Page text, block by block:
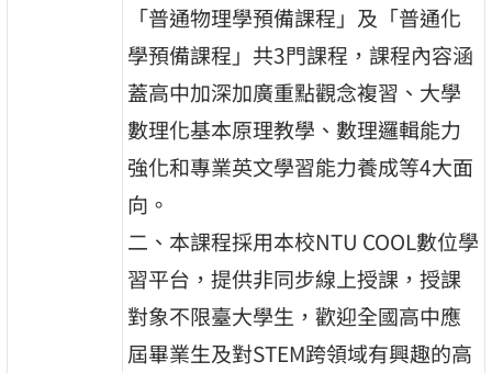
「普通物理學預備課程」及「普通化
學預備課程」共3門課程，課程內容涵
蓋高中加深加廣重點觀念複習、大學
數理化基本原理教學、數理邏輯能力
強化和專業英文學習能力養成等4大面
向。
二、本課程採用本校NTU COOL數位學
習平台，提供非同步線上授課，授課
對象不限臺大學生，歡迎全國高中應
屆畢業生及對STEM跨領域有興趣的高